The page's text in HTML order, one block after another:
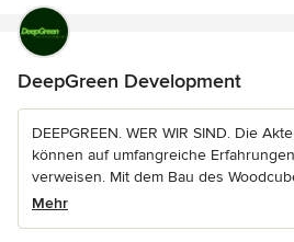
DeepGreen Development
DEEPGREEN. WER WIR SIND. Die
können auf umfangreiche
verweisen. Mit dem Bau des
Mehr